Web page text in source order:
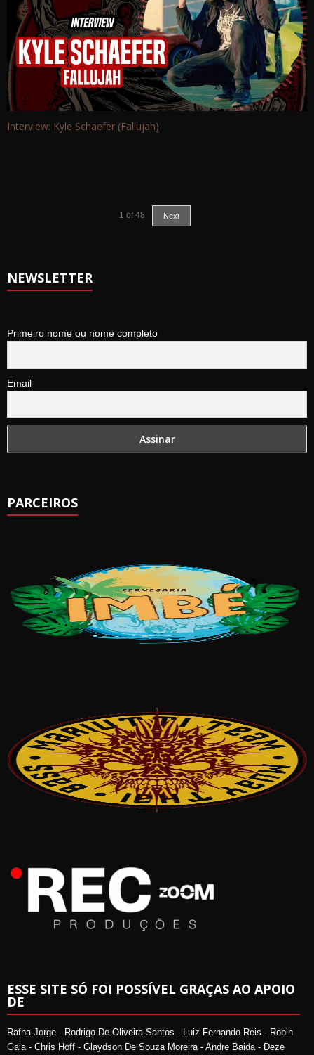
Interview: Kyle Schaefer (Fallujah)
1 of 48 Next
NEWSLETTER
Primeiro nome ou nome completo
Email
PARCEIROS
ESSE SITE SÓ FOI POSSÍVEL GRAÇAS AO APOIO
DE
Rafha Jorge - Rodrigo De Oliveira Santos - Luiz Fernando Reis - Robin
Gaia - Chris Hoff - Glaydson De Souza Moreira - Andre Baida - Deze